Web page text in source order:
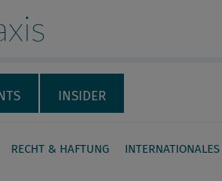
INSIDER
RECHT & HAFTUNG INTERNATIONALES